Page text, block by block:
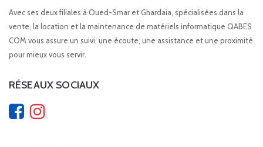
Avec ses deux filiales à Oued-Smar et Ghardaia, spécialisées dans la
vente, la location et la maintenance de matériels informatique QABES
COM vous assure un suivi, une écoute, une assistance et une proximité
pour mieux vous servir.
RÉSEAUX SOCIAUX